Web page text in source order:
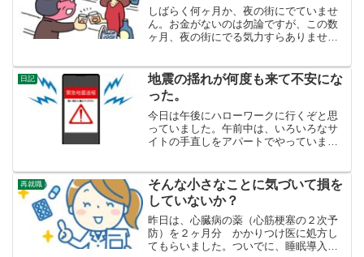
しばらく何ヶ月か、夜の街にでていませ
ん。お金がないのは勿論ですが、この数
ヶ月、夜の街にでる気力すらありません
いきました。何軒か行きつけの店を訪ね
ましたが、シャッターがし...
日記
地震の揺れが何度も来て不安にな
った。
今日は午後にハローワークに行くぞと思
っていました。午前中は、いろいろなサ
イトの手直しをアパートでやっていまし
しくスマホの地震警報が鳴ります。スマ
ホの警報でいっそう不安...
再就職
そんな小さなことに気づいて損を
していないか？
昨日は、心臓病の薬（心筋梗塞の２次予
防）を２ヶ月分 かかりつけ医に処方し
てもらいました。ついでに、睡眠導入剤